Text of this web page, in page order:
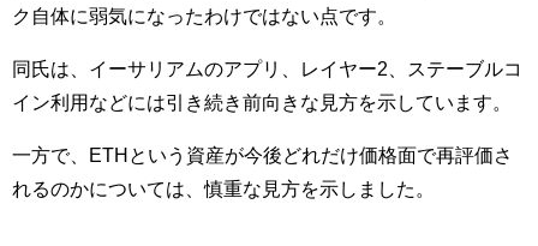
ク自体に弱気になったわけではない点です。
同氏は、イーサリアムのアプリ、レイヤー2、ステーブルコ
イン利用などには引き続き前向きな見方を示しています。
一方で、ETHという資産が今後どれだけ価格面で再評価さ
れるのかについては、慎重な見方を示しました。